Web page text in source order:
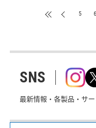
5 6
SNS
最新情報・各製品・サ